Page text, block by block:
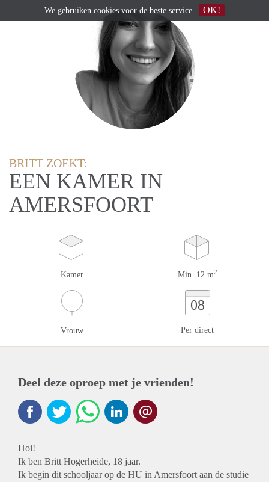
BRITT ZOEKT:
EEN KAMER IN
AMERSFOORT
Kamer Min. 12 m2
Vrouw
08
Per direct
Deel deze oproep met je vrienden!
Hoi!
Ik ben Britt Hogerheide, 18 jaar.
Ik begin dit schooljaar op de HU in Amersfoort aan de studie
We gebruiken cookies voor de beste service OK!